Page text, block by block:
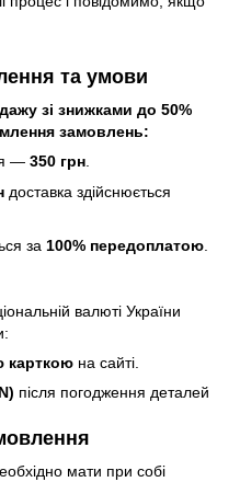
та умови
зі знижками до 50%
замовлень:
— 350 грн
доставка здійснюється
за 100% передоплатою
валюті України
карткою на сайті.
після погодження деталей
мати при собі